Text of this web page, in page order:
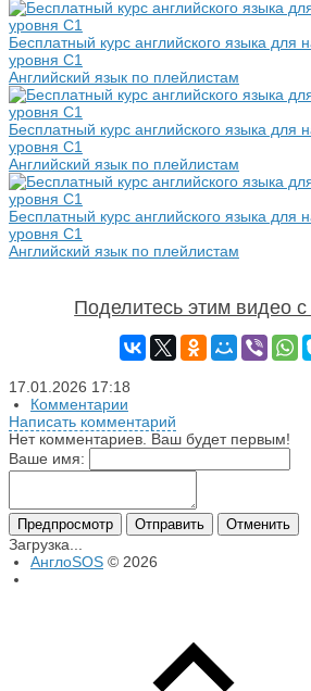
Бесплатный курс английского языка для
уровня С1
Английский язык по плейлистам
Бесплатный курс английского языка для
уровня С1
Английский язык по плейлистам
Бесплатный курс английского языка для
уровня С1
Английский язык по плейлистам
Поделитесь этим видео
17.01.2026 17:18
Комментарии
Написать комментарий
Нет комментариев. Ваш будет первым!
Ваше имя:
Предпросмотр Отправить Отменить
Загрузка...
АнглоSOS © 2026